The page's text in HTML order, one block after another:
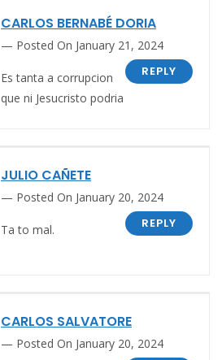
CARLOS BERNABÉ DORIA
Posted On January 21, 2024
REPLY
Es tanta a corrupcion
que ni Jesucristo podria
JULIO CAÑETE
Posted On January 20, 2024
REPLY
Ta to mal.
CARLOS SALVATORE
Posted On January 20, 2024